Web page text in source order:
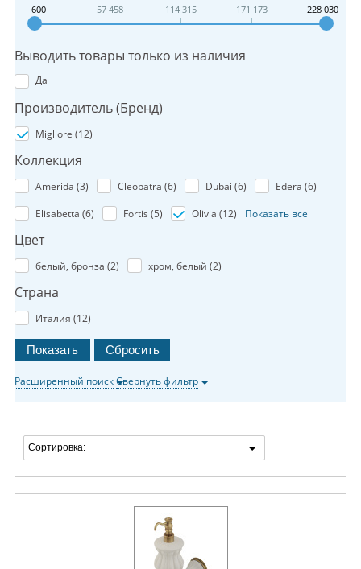
600 57 458 114 315 171 173 228 030
Выводить товары только из наличия
Да
Производитель (Бренд)
Migliore (12)
Коллекция
Amerida (3) Cleopatra (6) Dubai (6) Edera (6)
Elisabetta (6) Fortis (5) Olivia (12) Показать все
Цвет
белый, бронза (2) хром, белый (2)
Страна
Италия (12)
Расширенный поискСвернуть фильтр
Сортировка: